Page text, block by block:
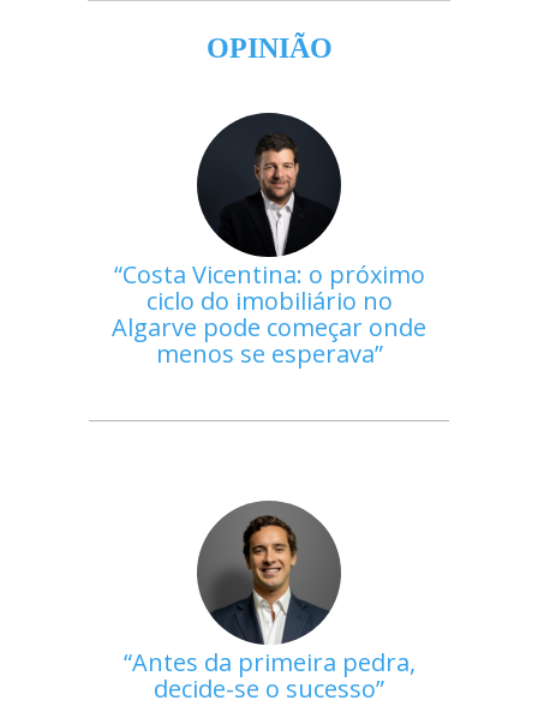
OPINIÃO
Costa Vicentina: o próximo
ciclo do imobiliário no
Algarve pode começar onde
menos se esperava
Antes da primeira pedra,
decide-se o sucesso